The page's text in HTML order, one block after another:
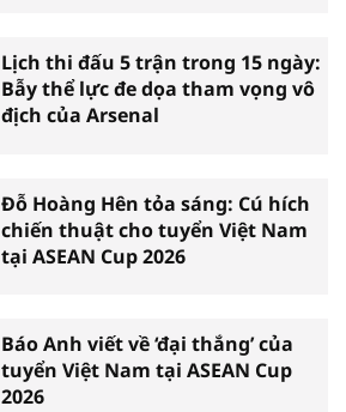
Lịch thi đấu 5 trận trong 15 ngày:
Bẫy thể lực đe dọa tham vọng vô
địch của Arsenal
Đỗ Hoàng Hên tỏa sáng: Cú hích
chiến thuật cho tuyển Việt Nam
tại ASEAN Cup 2026
Báo Anh viết về ‘đại thắng’ của
tuyển Việt Nam tại ASEAN Cup
2026